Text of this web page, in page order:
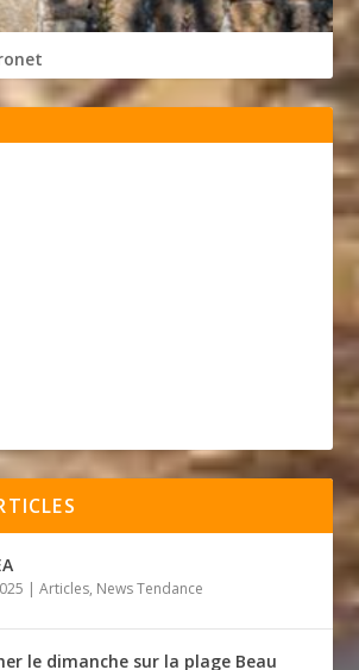
|Articles, News Tendance
le dimanche sur la plage Beau